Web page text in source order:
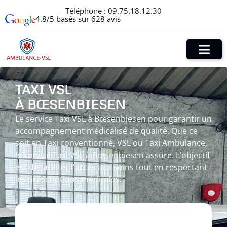
Téléphone : 09.75.18.12.30
4.8/5 basés sur 628 avis
TAXI VSL
À BŒSENBIESEN
Le service Taxi VSL à Bœsenbiesen pour garantir un
accompagnement médicalisé de qualité. Que ce
soit en Taxi conventionné, VSL ou Taxi Ambulance,
le service Taxi VSL à Bœsenbiesen assure. L’objectif
est de faciliter l’accès aux soins tout en respectant
les prescriptions médicales.